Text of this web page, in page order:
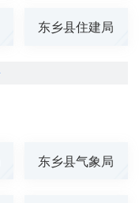
东乡县住建局
东乡县气象局